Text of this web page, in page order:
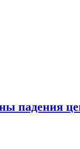
падения